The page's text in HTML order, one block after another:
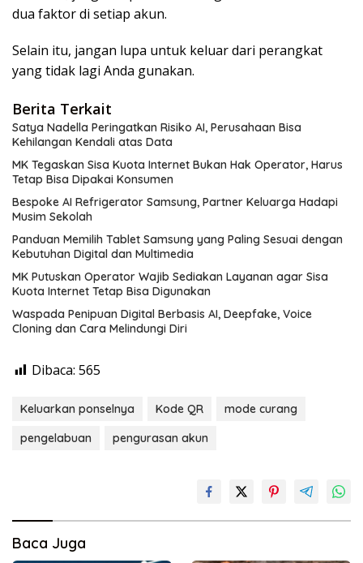
dua faktor di setiap akun.
Selain itu, jangan lupa untuk keluar dari perangkat
yang tidak lagi Anda gunakan.
Berita Terkait
Satya Nadella Peringatkan Risiko AI, Perusahaan Bisa
Kehilangan Kendali atas Data
MK Tegaskan Sisa Kuota Internet Bukan Hak Operator, Harus
Tetap Bisa Dipakai Konsumen
Bespoke AI Refrigerator Samsung, Partner Keluarga Hadapi
Musim Sekolah
Panduan Memilih Tablet Samsung yang Paling Sesuai dengan
Kebutuhan Digital dan Multimedia
MK Putuskan Operator Wajib Sediakan Layanan agar Sisa
Kuota Internet Tetap Bisa Digunakan
Waspada Penipuan Digital Berbasis AI, Deepfake, Voice
Cloning dan Cara Melindungi Diri
Dibaca: 565
Keluarkan ponselnya Kode QR
mode curang
pengelabuan
pengurasan akun
Baca Juga